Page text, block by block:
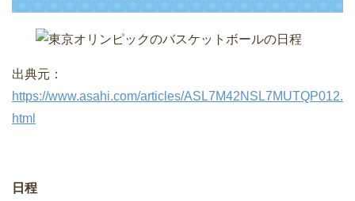
出典元：
https://www.asahi.com/articles/ASL7M42NSL7MUTQP012.
html
日程